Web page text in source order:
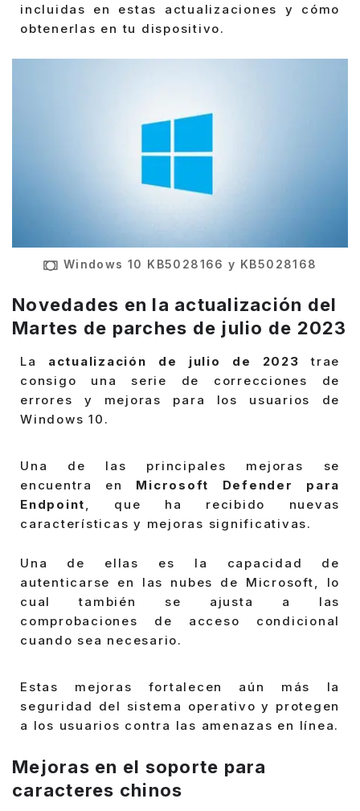
incluidas en estas actualizaciones y cómo
obtenerlas en tu dispositivo.
Windows 10 KB5028166 y KB5028168
Novedades en la actualización del
Martes de parches de julio de 2023
La actualización de julio de 2023 trae
consigo una serie de correcciones de
errores y mejoras para los usuarios de
Windows 10.
Una de las principales mejoras se
encuentra en Microsoft Defender para
Endpoint, que ha recibido nuevas
características y mejoras significativas.
Una de ellas es la capacidad de
autenticarse en las nubes de Microsoft, lo
cual también se ajusta a las
comprobaciones de acceso condicional
cuando sea necesario.
Estas mejoras fortalecen aún más la
seguridad del sistema operativo y protegen
a los usuarios contra las amenazas en línea.
Mejoras en el soporte para
caracteres chinos